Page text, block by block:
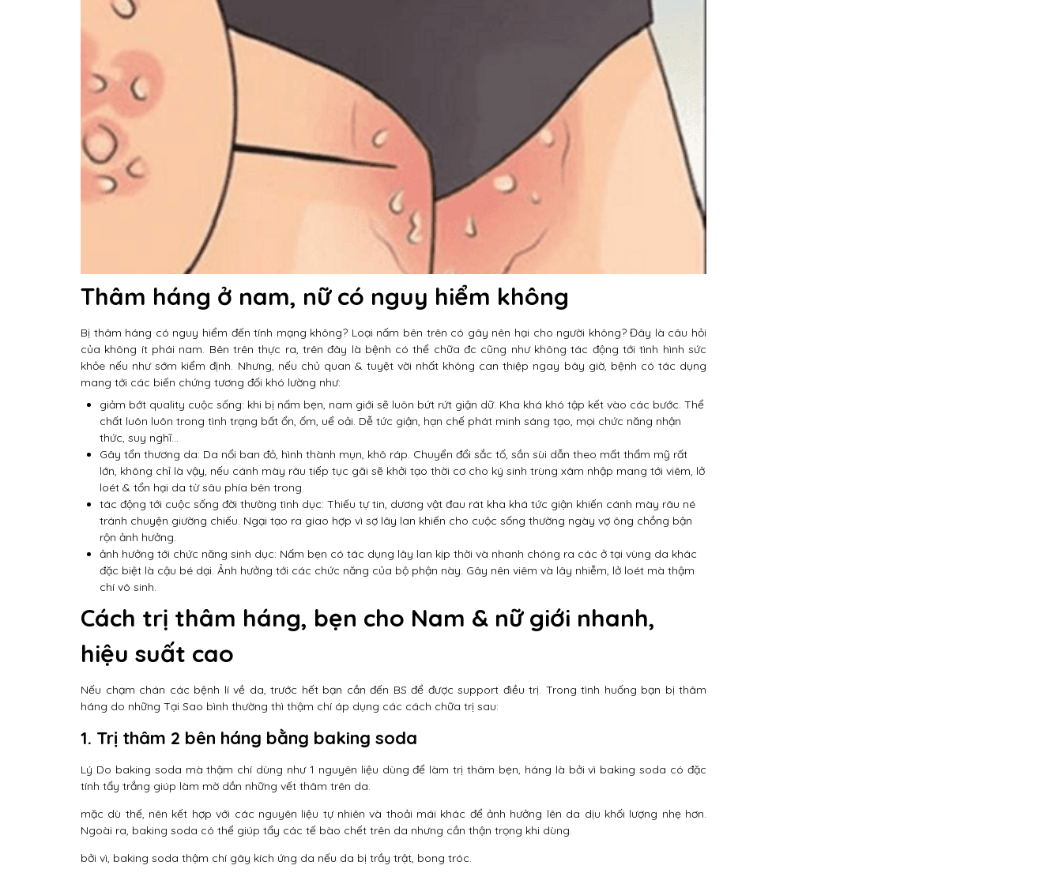
Thâm háng ở nam, nữ có nguy hiểm không
Bị thâm háng có nguy hiểm đến tính mạng không? Loại nấm bên trên có gây nên hại cho người không? Đây là câu hỏi
của không ít phái nam. Bên trên thực ra, trên đây là bệnh có thể chữa đc cũng như không tác động tới tình hình sức
khỏe nếu như sớm kiểm định. Nhưng, nếu chủ quan & tuyệt vời nhất không can thiệp ngay bây giờ, bệnh có tác dụng
mang tới các biến chứng tương đối khó lường như:
giảm bớt quality cuộc sống: khi bị nấm bẹn, nam giới sẽ luôn bứt rứt giận dữ. Kha khá khó tập kết vào các bước. Thể
chất luôn luôn trong tình trạng bất ổn, ốm, uể oải. Dễ tức giận, hạn chế phát minh sáng tạo, mọi chức năng nhận
thức, suy nghĩ…
Gây tổn thương da: Da nổi ban đỏ, hình thành mụn, khô ráp. Chuyển đổi sắc tố, sần sùi dẫn theo mất thẩm mỹ rất
lớn, không chỉ là vậy, nếu cánh mày râu tiếp tục gãi sẽ khởi tạo thời cơ cho ký sinh trùng xâm nhập mang tới viêm, lở
loét & tổn hại da từ sâu phía bên trong.
tác động tới cuộc sống đời thường tình dục: Thiếu tự tin, dương vật đau rát kha khá tức giận khiến cánh mày râu né
tránh chuyện giường chiếu. Ngại tạo ra giao hợp vì sợ lây lan khiến cho cuộc sống thường ngày vợ ông chồng bận
rộn ảnh hưởng.
ảnh hưởng tới chức năng sinh dục: Nấm bẹn có tác dụng lây lan kịp thời và nhanh chóng ra các ở tại vùng da khác
đặc biệt là cậu bé dại. Ảnh hưởng tới các chức năng của bộ phận này. Gây nên viêm và lây nhiễm, lở loét mà thậm
chí vô sinh.
Cách trị thâm háng, bẹn cho Nam & nữ giới nhanh,
hiệu suất cao
Nếu chạm chán các bệnh lí về da, trước hết bạn cần đến BS để được support điều trị. Trong tình huống bạn bị thâm
háng do những Tại Sao bình thường thì thậm chí áp dụng các cách chữa trị sau:
1. Trị thâm 2 bên háng bằng baking soda
Lý Do baking soda mà thậm chí dùng như 1 nguyên liệu dùng để làm trị thâm bẹn, háng là bởi vì baking soda có đặc
tính tẩy trắng giúp làm mờ dần những vết thâm trên da.
mặc dù thế, nên kết hợp với các nguyên liệu tự nhiên và thoải mái khác để ảnh hưởng lên da dịu khối lượng nhẹ hơn.
Ngoài ra, baking soda có thể giúp tẩy các tế bào chết trên da nhưng cần thận trọng khi dùng.
bởi vì, baking soda thậm chí gây kích ứng da nếu da bị trầy trật, bong tróc.